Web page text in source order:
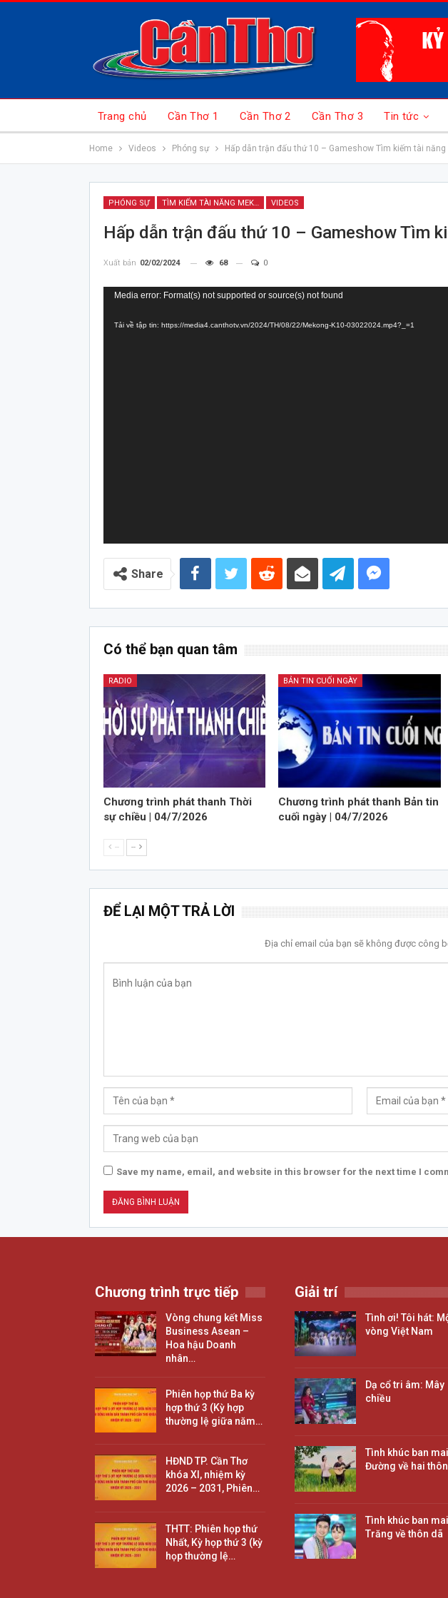
Trang chủ Cần Thơ 1 Cần Thơ 2 Cần Thơ 3 Tin tức
Home Videos Phóng sự Hấp dẫn trận đấu thứ 10 – Gameshow Tìm kiếm tài năng
PHÓNG SỰ TÌM KIẾM TÀI NĂNG MEKONG VIDEOS
Hấp dẫn trận đấu thứ 10 – Gameshow Tìm
Xuất bản 02/02/2024 68 0
Trình
Video
Media error: Format(s) not supported or source(s) not found
Tải về tập tin: https://media4.canthotv.vn/2024/TH/08/22/Mekong-K10-03022024.mp4?_=1
Share
Có thể bạn quan tâm
RADIO
Chương trình phát thanh Thời
sự chiều | 04/7/2026
BẢN TIN CUỐI NGÀY
Chương trình phát thanh Bản tin
cuối ngày | 04/7/2026
-- --
ĐỂ LẠI MỘT TRẢ LỜI
Địa chỉ email của bạn sẽ không được công
Save my name, email, and website in this browser for the next time I
Chương trình trực tiếp
Vòng chung kết Miss
Business Asean –
Hoa hậu Doanh
nhân…
Phiên họp thứ Ba kỳ
hợp thứ 3 (Kỳ hợp
thường lệ giữa năm…
HĐND TP. Cần Thơ
khóa XI, nhiệm kỳ
2026 – 2031, Phiên…
THTT: Phiên họp thứ
Nhất, Kỳ họp thứ 3 (kỳ
họp thường lệ…
Giải trí
Tình ơi! Tôi hát:
vòng Việt Nam
Dạ cổ tri âm: Mây
chiều
Tình khúc ban
Đường về hai thôn
Tình khúc ban
Trăng về thôn dã